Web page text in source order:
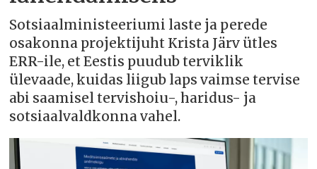
Sotsiaalministeeriumi laste ja perede
osakonna projektijuht Krista Järv ütles
ERR-ile, et Eestis puudub terviklik
ülevaade, kuidas liigub laps vaimse tervise
abi saamisel tervishoiu-, haridus- ja
sotsiaalvaldkonna vahel.